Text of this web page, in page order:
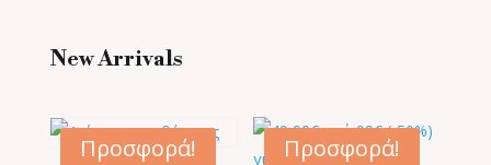
New Arrivals
Προσφορά!
Προσφορά!